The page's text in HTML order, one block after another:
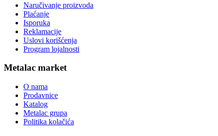
Naručivanje proizvoda
Plaćanje
Isporuka
Reklamacije
Uslovi korišćenja
Program lojalnosti
Metalac market
O nama
Prodavnice
Katalog
Metalac grupa
Politika kolačića